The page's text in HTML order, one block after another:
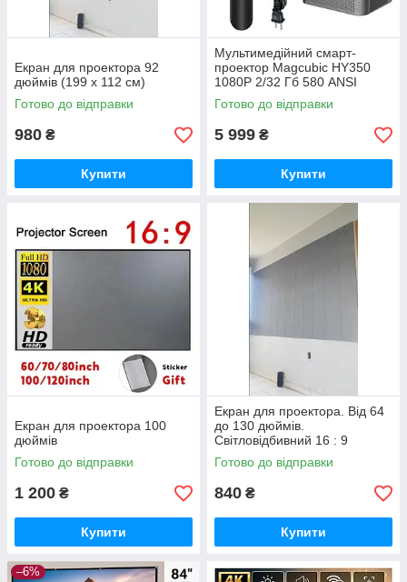
Екран для проектора 92
дюймів (199 х 112 см)
Готово до відправки
980 ₴
Купити
Мультимедійний смарт-
проектор Magcubic HY350
1080P 2/32 Гб 580 ANSI
Android 11
Готово до відправки
5 999 ₴
Купити
Екран для проектора 100
дюймів
Готово до відправки
1 200 ₴
Купити
Екран для проектора. Від 64
до 130 дюймів.
Світловідбивний 16 : 9
Готово до відправки
840 ₴
Купити
–6%